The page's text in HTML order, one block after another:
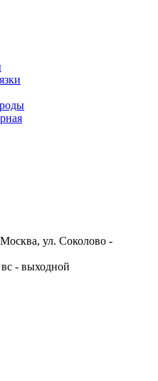
ул. Соколово -
- выходной